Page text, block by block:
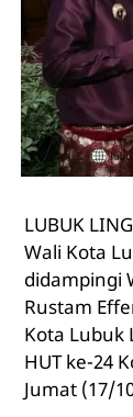
LUBUK
Wali Kota
didampingi
Rustam
Kota Lubuk
HUT ke-24
Jumat (17/